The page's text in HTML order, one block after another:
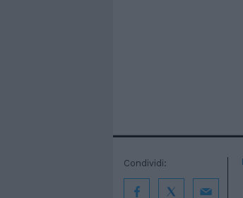
Condividi: